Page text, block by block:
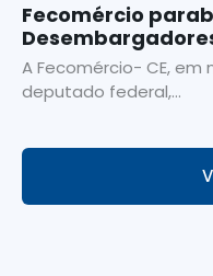
Fecomércio
Tribunal de
A Fecomércio- CE,
deputado federal,...